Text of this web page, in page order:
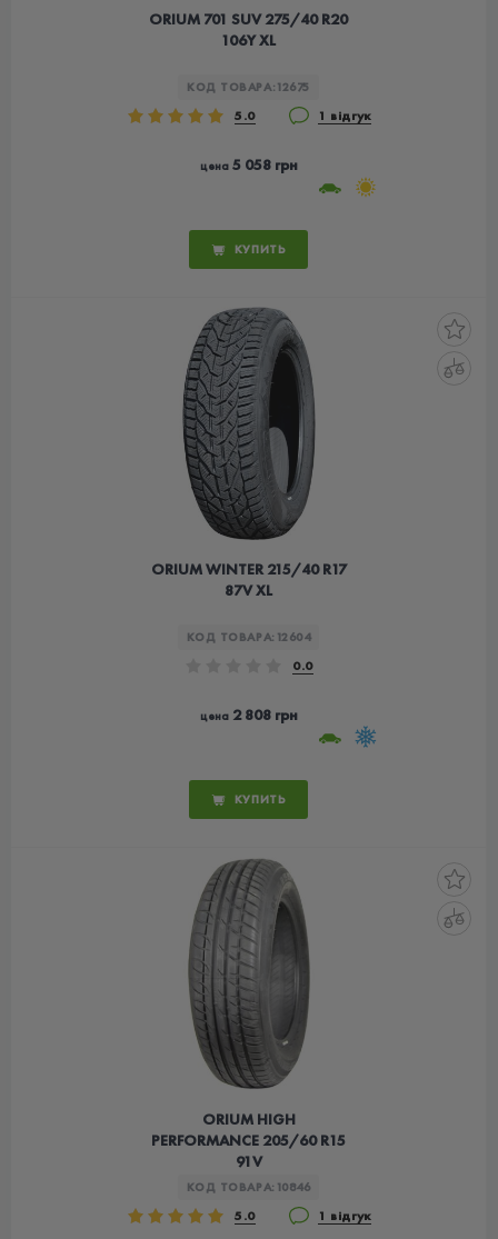
ORIUM 701 SUV 275/40 R20
106Y XL
КОД ТОВАРА: 12675
5.0 1 відгук
цена5 058 грн
КУПИТЬ
ORIUM WINTER 215/40 R17
87V XL
КОД ТОВАРА: 12604
0.0
цена2 808 грн
КУПИТЬ
ORIUM HIGH
PERFORMANCE 205/60 R15
91V
КОД ТОВАРА: 10846
5.0 1 відгук